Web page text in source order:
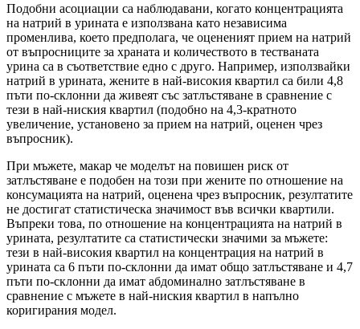
Подобни асоциации са наблюдавани, когато концентрацията
на натрий в урината е използвана като независима
променлива, което предполага, че оцененият прием на натрий
от въпросниците за храната и количеството в тестваната
урина са в съответствие едно с друго. Например, използвайки
натрий в урината, жените в най-високия квартил са били 4,8
пъти по-склонни да живеят със затлъстяване в сравнение с
тези в най-ниския квартил (подобно на 4,3-кратното
увеличение, установено за прием на натрий, оценен чрез
въпросник).
При мъжете, макар че моделът на повишен риск от
затлъстяване е подобен на този при жените по отношение на
консумацията на натрий, оценена чрез въпросник, резултатите
не достигат статистическа значимост във всички квартили.
Въпреки това, по отношение на концентрацията на натрий в
урината, резултатите са статистически значими за мъжете:
тези в най-високия квартил на концентрация на натрий в
урината са 6 пъти по-склонни да имат общо затлъстяване и 4,7
пъти по-склонни да имат абдоминално затлъстяване в
сравнение с мъжете в най-ниския квартил в напълно
коригирания модел.